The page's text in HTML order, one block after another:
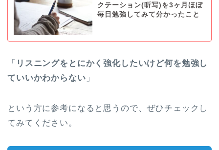
クテーション(听写)を3ヶ月ほぼ
毎日勉強してみて分かったこと
「 リスニングをとにかく強化したいけど何を勉強し
ていいかわからない 」
という方に参考になると思うので、ぜひチェックし
てみてください。